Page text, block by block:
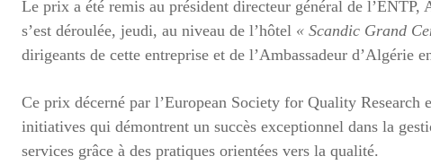
Le prix a été remis au président directeur général de
s’est déroulée, jeudi, au niveau de l’hôtel « Scandic Grand
dirigeants de cette entreprise et de l’Ambassadeur d’Algérie
Ce prix décerné par l’European Society for Quality Research
initiatives qui démontrent un succès exceptionnel dans la
services grâce à des pratiques orientées vers la qualité.